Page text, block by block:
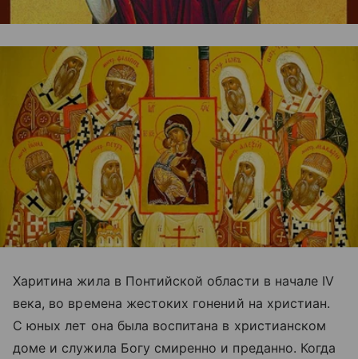
Харитина жила в Понтийской области в начале IV
века, во времена жестоких гонений на христиан.
С юных лет она была воспитана в христианском
доме и служила Богу смиренно и преданно. Когда